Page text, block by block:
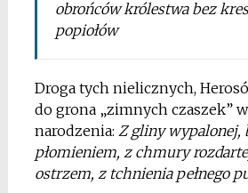
obrońców królestwa bez
popiołów
Droga tych nielicznych,
do grona „zimnych czaszek”
narodzenia: Z gliny wypalonej,
płomieniem, z chmury
ostrzem, z tchnienia pełnego